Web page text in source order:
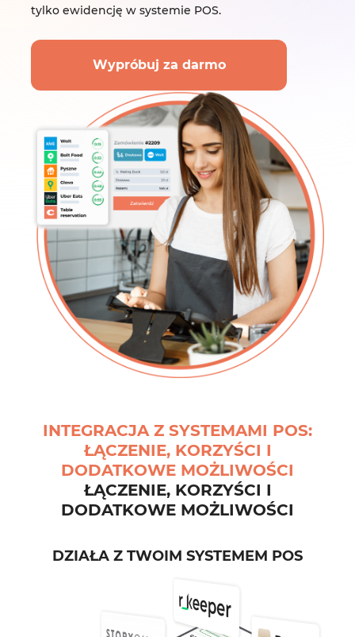
tylko ewidencję w systemie POS.
Wypróbuj za darmo
INTEGRACJA Z SYSTEMAMI POS:
ŁĄCZENIE, KORZYŚCI I
DODATKOWE MOŻLIWOŚCI
ŁĄCZENIE, KORZYŚCI I
DODATKOWE MOŻLIWOŚCI
DZIAŁA Z TWOIM SYSTEMEM POS